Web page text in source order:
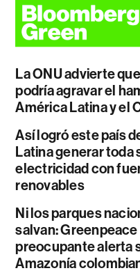
La ONU advierte
podría agravar el
América Latina y el
Así logró este país
Latina generar toda
electricidad con
renovables
Ni los parques
salvan:
preocupante alerta
Amazonía